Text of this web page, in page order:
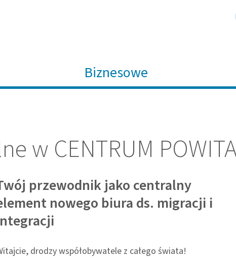
Biznesowe
w CENTRUM
przewodnik jako centralny
nowego biura ds. migracji i
drodzy współobywatele z całego świata!